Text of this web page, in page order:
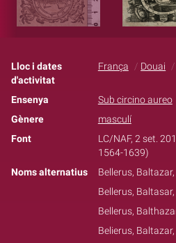
Lloc i dates
d'activitat
França Douai
Ensenya
Sub circino aureo
Gènere
masculí
Font
LC/NAF, 2 set.
1564-1639)
Noms alternatius
Bellerus,
Bellerus,
Bellerus,
Belierus,